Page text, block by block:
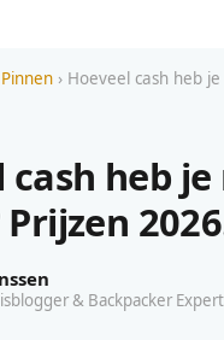
› Hoeveel cash heb
cash heb
Prijzen
& Backpacker Expert